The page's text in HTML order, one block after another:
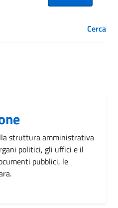
Cerca
struttura amministrativa
politici, gli uffici e il
pubblici, le